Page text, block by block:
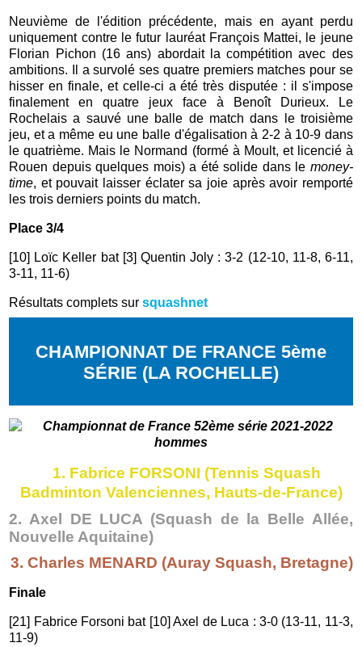
Neuvième de l'édition précédente, mais en ayant perdu
uniquement contre le futur lauréat François Mattei, le jeune
Florian Pichon (16 ans) abordait la compétition avec des
ambitions. Il a survolé ses quatre premiers matches pour se
hisser en finale, et celle-ci a été très disputée : il s'impose
finalement en quatre jeux face à Benoît Durieux. Le
Rochelais a sauvé une balle de match dans le troisième
jeu, et a même eu une balle d'égalisation à 2-2 à 10-9 dans
le quatrième. Mais le Normand (formé à Moult, et licencié à
Rouen depuis quelques mois) a été solide dans le money-
time, et pouvait laisser éclater sa joie après avoir remporté
les trois derniers points du match.
Place 3/4
[10] Loïc Keller bat [3] Quentin Joly : 3-2 (12-10, 11-8, 6-11,
3-11, 11-6)
Résultats complets sursquashnet
CHAMPIONNAT DE FRANCE 5ème
SÉRIE (LA ROCHELLE)
1. Fabrice FORSONI (Tennis Squash
Badminton Valenciennes, Hauts-de-France)
2. Axel DE LUCA (Squash de la Belle Allée,
Nouvelle Aquitaine)
3. Charles MENARD (Auray Squash, Bretagne)
Finale
[21] Fabrice Forsoni bat [10] Axel de Luca : 3-0 (13-11, 11-3,
11-9)